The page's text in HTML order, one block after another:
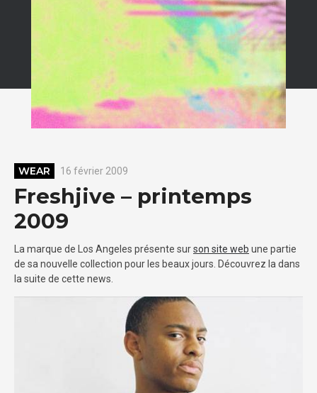
WEAR 16 février 2009
Freshjive – printemps
2009
La marque de Los Angeles présente surson site web une partie
de sa nouvelle collection pour les beaux jours. Découvrez la dans
la suite de cette news.